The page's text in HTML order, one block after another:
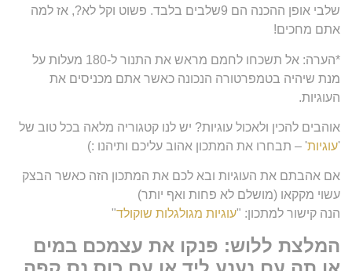
שלבי אופן ההכנה הם 9שלבים בלבד. פשוט וקל לא?, אז למה
אתם מחכים!
*הערה: אל תשכחו לחמם מראש את התנור ל-180 מעלות על
מנת שיהיה בטמפרטורה הנכונה כאשר אתם מכניסים את
העוגיות.
אוהבים להכין ולאכול עוגיות? יש לנו קטגוריה מלאה בכל טוב של
'עוגיות' – תבחרו את המתכון אהוב עליכם ותיהנו :)
אם אהבתם את העוגיות ובא לכם את המתכון הזה כאשר הבצק
עשוי מקקאו (מושלם לא פחות ואף יותר)
הנה קישור למתכון: "עוגיות מגולגלות שוקולד"
המלצת ללוש: פנקו את עצמכם במים